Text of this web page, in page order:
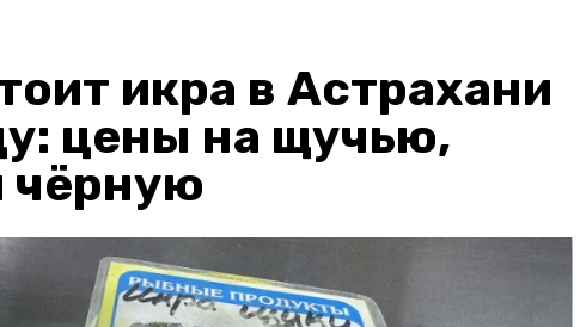
икра в Астрахани
цены на щучью,
чёрную